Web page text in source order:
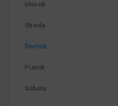
Utorok
Streda
Štvrtok
Piatok
Sobota